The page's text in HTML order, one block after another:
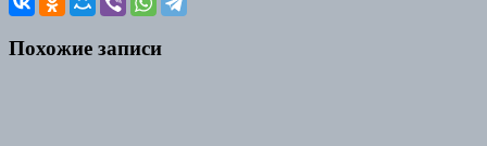
Похожие записи